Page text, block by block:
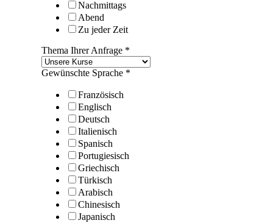
Nachmittags
Abend
Zu jeder Zeit
Thema Ihrer Anfrage *
Gewünschte Sprache *
Französisch
Englisch
Deutsch
Italienisch
Spanisch
Portugiesisch
Griechisch
Türkisch
Arabisch
Chinesisch
Japanisch